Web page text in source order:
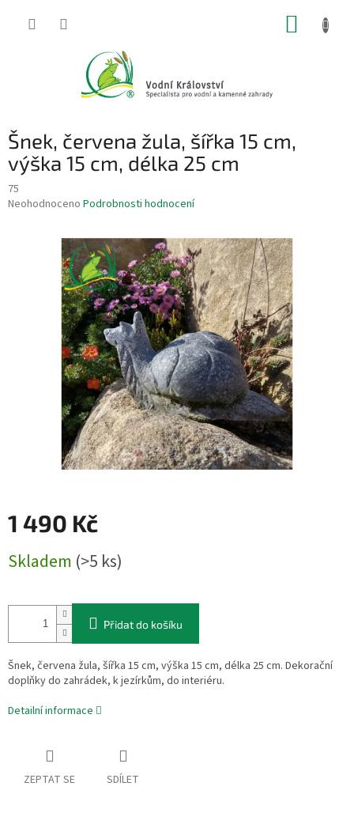
Šnek, červena žula, šířka 15 cm,
výška 15 cm, délka 25 cm
75
Průměrné
Neohodnoceno Podrobnosti hodnocení
1 490 Kč
cena:
Skladem (>5 ks)
Přidat do košíku
Šnek, červena žula, šířka 15 cm, výška 15 cm, délka 25 cm. Dekorační
doplňky do zahrádek, k jezírkům, do interiéru.
Detailní informace
ZEPTAT SE SDÍLET